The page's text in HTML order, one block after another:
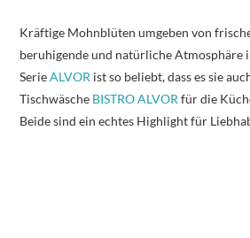
Kräftige Mohnblüten umgeben von
beruhigende und natürliche Atmosphäre
SerieALVOR ist so beliebt, dass es sie
Tischwäsche BISTRO ALVORfür die
Beide sind ein echtes Highlight für